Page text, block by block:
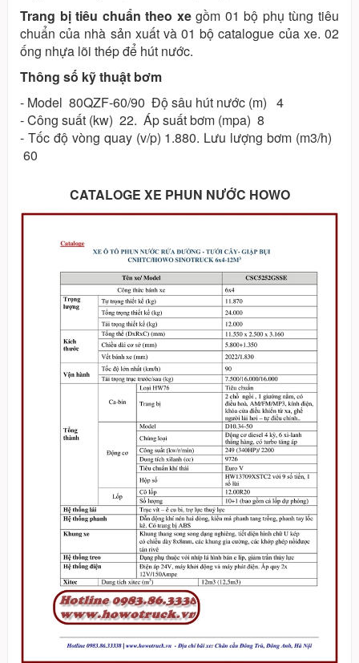
Trang bị tiêu chuẩn theo xegồm 01 bộ phụ tùng tiêu
chuẩn của nhà sản xuất và 01 bộ catalogue của xe. 02
ống nhựa lõi thép để hút nước.
Thông số kỹ thuật bơm
- Model 80QZF-60/90 Độ sâu hút nước (m) 4
- Công suất (kw) 22. Áp suất bơm (mpa) 8
- Tốc độ vòng quay (v/p) 1.880. Lưu lượng bơm (m3/h)
60
CATALOGE XE PHUN NƯỚC HOWO